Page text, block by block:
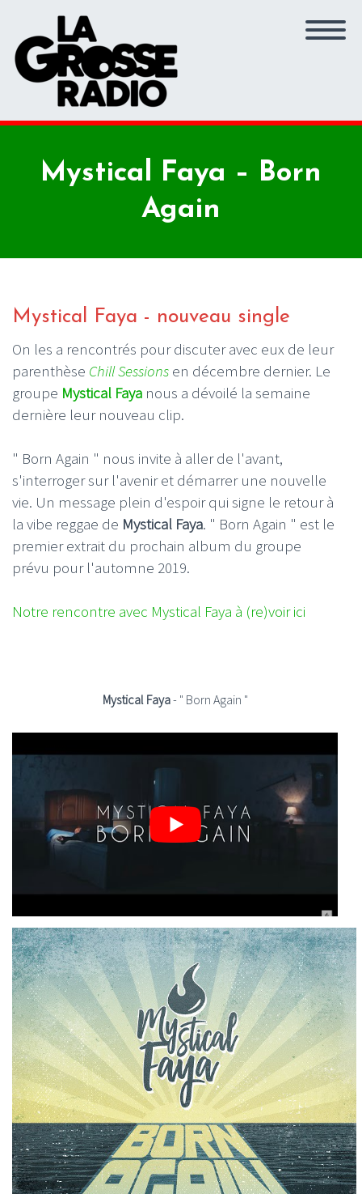
Mystical Faya – Born
Again
Mystical Faya - nouveau single
On les a rencontrés pour discuter avec eux de leur
parenthèse Chill Sessions en décembre dernier. Le
groupe Mystical Faya nous a dévoilé la semaine
dernière leur nouveau clip.
" Born Again " nous invite à aller de l'avant,
s'interroger sur l'avenir et démarrer une nouvelle
vie. Un message plein d'espoir qui signe le retour à
la vibe reggae de Mystical Faya. " Born Again " est le
premier extrait du prochain album du groupe
prévu pour l'automne 2019.
Notre rencontre avec Mystical Faya à (re)voir ici
Mystical Faya- " Born Again "